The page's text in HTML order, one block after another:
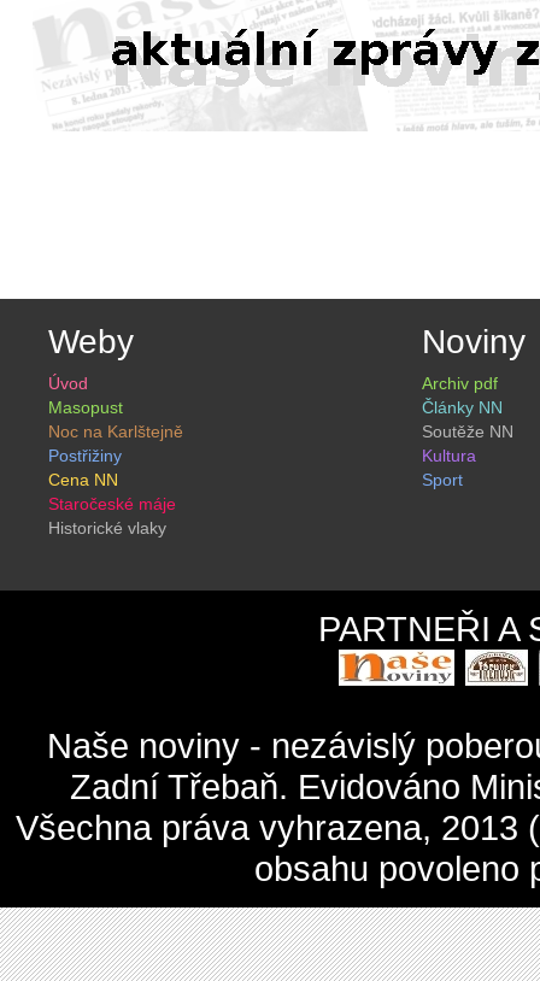
Weby
Úvod
Masopust
Noc na Karlštejně
Postřižiny
Cena NN
Staročeské máje
Historické vlaky
Noviny
Archiv pdf
Články NN
Soutěže NN
Kultura
Sport
PARTNEŘI A
Naše noviny - nezávislý
Zadní Třebaň. Evidováno
Všechna práva vyhrazena,
obsahu povoleno